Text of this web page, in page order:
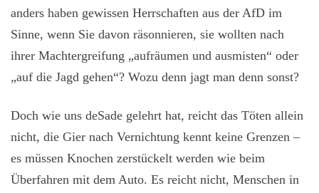
anders haben gewissen Herrschaften aus der AfD im
Sinne, wenn Sie davon räsonnieren, sie wollten nach
ihrer Machtergreifung „aufräumen und ausmisten“ oder
„auf die Jagd gehen“? Wozu denn jagt man denn sonst?
Doch wie uns deSade gelehrt hat, reicht das Töten allein
nicht, die Gier nach Vernichtung kennt keine Grenzen –
es müssen Knochen zerstückelt werden wie beim
Überfahren mit dem Auto. Es reicht nicht, Menschen in